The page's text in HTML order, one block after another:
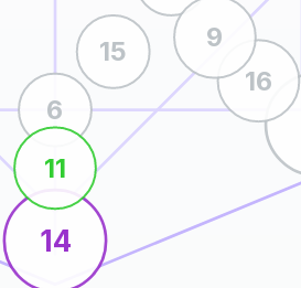
14
6
15
11
16
9